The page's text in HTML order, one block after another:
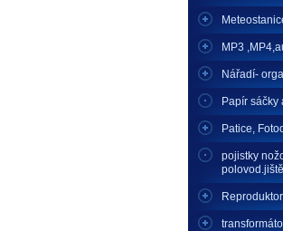
MP3
Nářadí-
Papír sáčky
Patice,
pojistky